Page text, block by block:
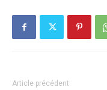
Article précédent